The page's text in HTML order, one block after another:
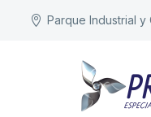
Parque Industrial y